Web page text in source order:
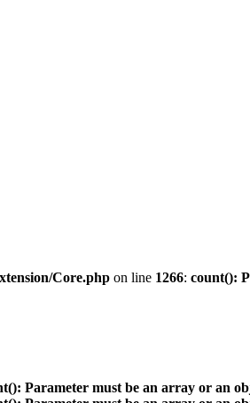
Core.php on line 1266: count():
Parameter must be an array or an